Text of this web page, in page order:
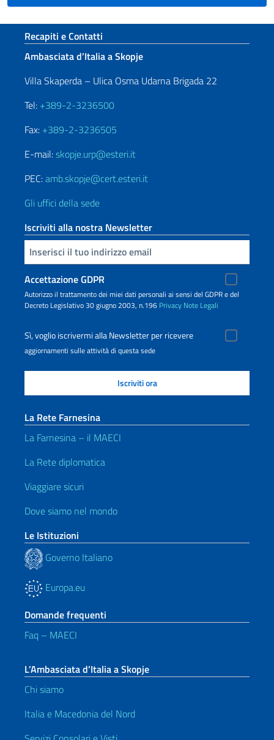
Sezione footer
Recapiti e Contatti
Ambasciata d’Italia a Skopje
Villa Skaperda – Ulica Osma Udarna Brigada 22
Tel: +389-2-3236500
Fax: +389-2-3236505
E-mail:skopje.urp@esteri.it
PEC:amb.skopje@cert.esteri.it
Gli uffici della sede
Iscriviti alla nostra Newsletter
Inserisci la tua email
Accettazione GDPR
Autorizzo il trattamento dei miei dati personali ai sensi del GDPR e del
Decreto Legislativo 30 giugno 2003, n.196 Privacy Note Legali
Sì, voglio iscrivermi alla Newsletter per ricevere
aggiornamenti sulle attività di questa sede
La Rete Farnesina
La Farnesina – il MAECI
La Rete diplomatica
Viaggiare sicuri
Dove siamo nel mondo
Le Istituzioni
Governo Italiano
Europa.eu
Domande frequenti
Faq – MAECI
L’Ambasciata d’Italia a Skopje
Chi siamo
Italia e Macedonia del Nord